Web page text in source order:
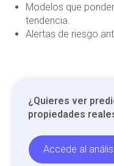
Modelos que
tendencia.
Alertas de riesgo
¿Quieres ver
propiedades
Accede al